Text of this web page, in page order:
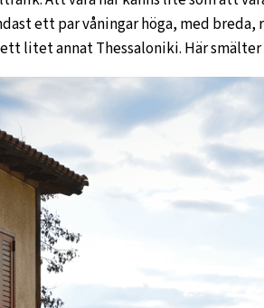
ett par våningar höga, med
litet annat Thessaloniki. Här smälter